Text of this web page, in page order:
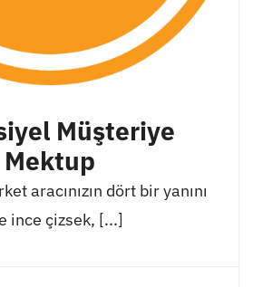
Müşteriye
Mektup
aracınızın dört bir yanını
ince çizsek, [...]